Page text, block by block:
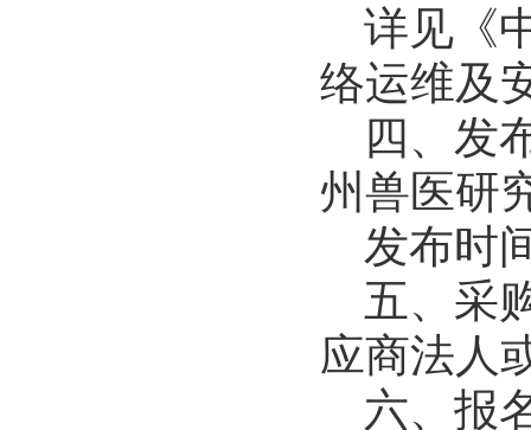
详见《
络运维及
四、发
州兽医研
发布时
五、采
应商法人
六、报